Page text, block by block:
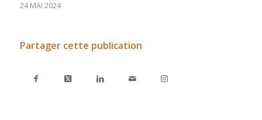
24 MAI 2024
Partager cette publication